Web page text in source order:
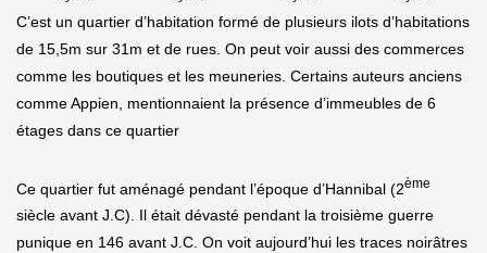
C’est un quartier d’habitation formé de plusieurs ilots d’habitations
de 15,5m sur 31m et de rues. On peut voir aussi des commerces
comme les boutiques et les meuneries. Certains auteurs anciens
comme Appien, mentionnaient la présence d’immeubles de 6
étages dans ce quartier
Ce quartier fut aménagé pendant l’époque d’Hannibal (2ème
siècle avant J.C). Il était dévasté pendant la troisième guerre
punique en 146 avant J.C. On voit aujourd’hui les traces noirâtres